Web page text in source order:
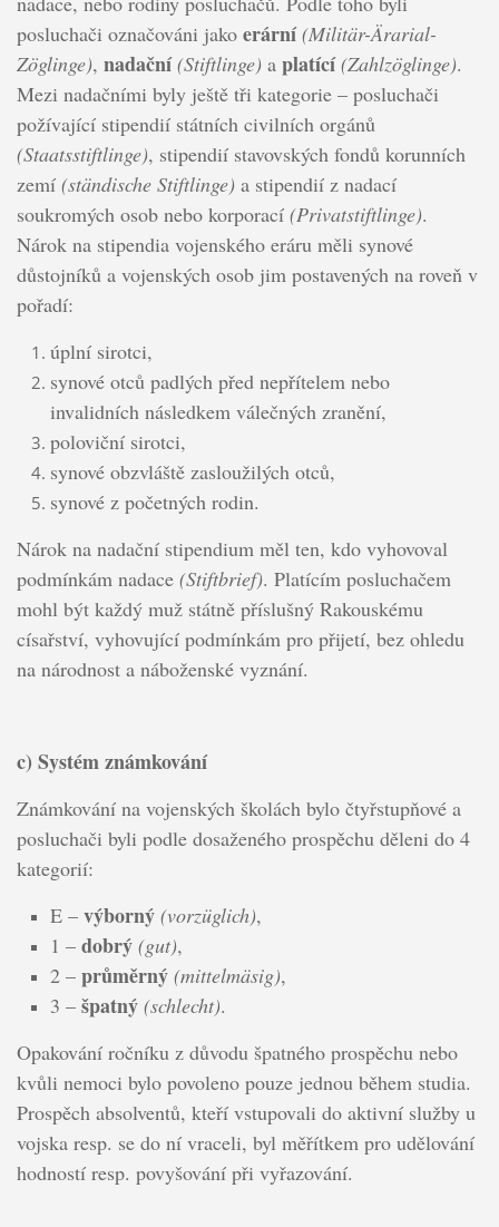
posluchači označováni jako erární (Militär-Ärarial-
Zöglinge), nadační (Stiftlinge)a platící (Zahlzöglinge).
Mezi nadačními byly ještě tři kategorie – posluchači
požívající stipendií státních civilních orgánů
(Staatsstiftlinge), stipendií stavovských fondů korunních
zemí (ständische Stiftlinge)a stipendií z nadací
soukromých osob nebo korporací (Privatstiftlinge).
Nárok na stipendia vojenského eráru měli synové
důstojníků a vojenských osob jim postavených na roveň v
pořadí:
úplní sirotci,
synové otců padlých před nepřítelem nebo
invalidních následkem válečných zranění,
poloviční sirotci,
synové obzvláště zasloužilých otců,
synové z početných rodin.
Nárok na nadační stipendium měl ten, kdo vyhovoval
podmínkám nadace (Stiftbrief). Platícím posluchačem
mohl být každý muž státně příslušný Rakouskému
císařství, vyhovující podmínkám pro přijetí, bez ohledu
na národnost a náboženské vyznání.
c) Systém známkování
Známkování na vojenských školách bylo čtyřstupňové a
posluchači byli podle dosaženého prospěchu děleni do 4
kategorií:
E – výborný (vorzüglich),
1 – dobrý (gut),
2 – průměrný (mittelmäsig),
3 – špatný (schlecht).
Opakování ročníku z důvodu špatného prospěchu nebo
kvůli nemoci bylo povoleno pouze jednou během studia.
Prospěch absolventů, kteří vstupovali do aktivní služby u
vojska resp. se do ní vraceli, byl měřítkem pro udělování
hodností resp. povyšování při vyřazování.